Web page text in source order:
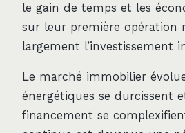
le gain de temps et les
sur leur première opération
largement l’investissement
Le marché immobilier
énergétiques se durcissent
financement se